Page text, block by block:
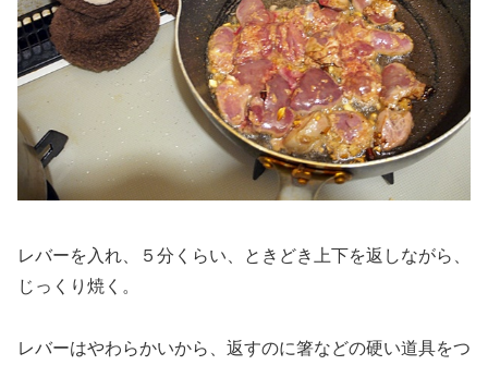
レバーを入れ、５分くらい、ときどき上下を返しながら、
じっくり焼く。
レバーはやわらかいから、返すのに箸などの硬い道具をつ